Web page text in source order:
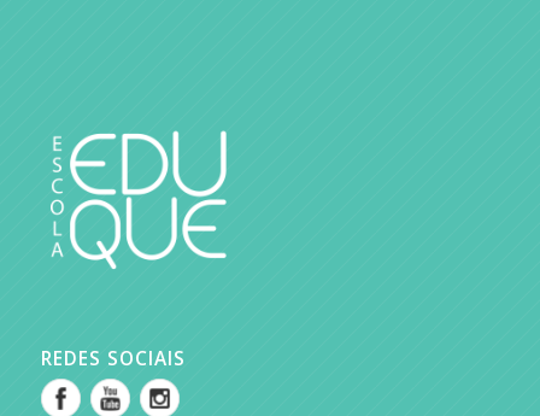
REDES SOCIAIS